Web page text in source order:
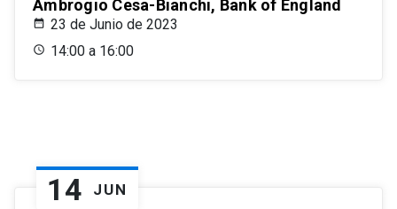
Ambrogio Cesa-Bianchi, Bank of England
23 de Junio de 2023
14:00 a 16:00
14 JUN